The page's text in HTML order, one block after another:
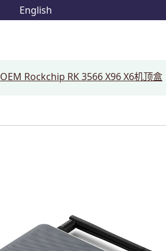
English
OEM Rockchip RK 3566 X96 X6机顶盒